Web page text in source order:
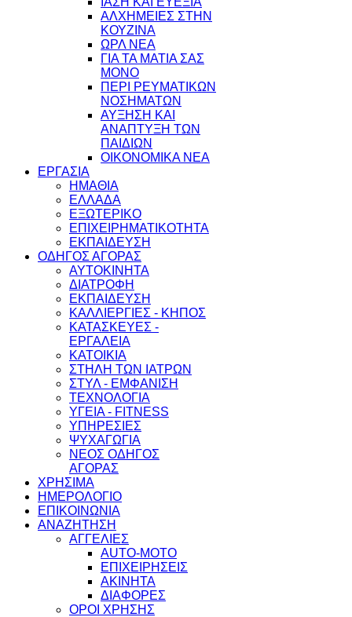
ΑΛΧΗΜΕΙΕΣ ΣΤΗΝ
ΚΟΥΖΙΝΑ
ΩΡΛ ΝEA
ΓΙΑ ΤΑ ΜΑΤΙΑ ΣΑΣ
ΜΟΝΟ
ΠΕΡΙ ΡΕΥΜΑΤΙΚΩΝ
ΝΟΣΗΜΑΤΩΝ
ΑΥΞΗΣΗ ΚΑΙ
ΑΝΑΠΤΥΞΗ ΤΩΝ
ΠΑΙΔΙΩΝ
ΟΙΚΟΝΟΜΙΚΑ ΝΕΑ
ΕΡΓΑΣΙΑ
ΗΜΑΘΙΑ
ΕΛΛΑΔΑ
ΕΞΩΤΕΡΙΚΟ
ΕΠΙΧΕΙΡΗΜΑΤΙΚΟΤΗΤΑ
ΕΚΠΑΙΔΕΥΣΗ
ΟΔΗΓΟΣ ΑΓΟΡΑΣ
ΑΥΤΟΚΙΝΗΤΑ
ΔΙΑΤΡΟΦΗ
ΕΚΠΑΙΔΕΥΣΗ
ΚΑΛΛΙΕΡΓΙΕΣ - ΚΗΠΟΣ
ΚΑΤΑΣΚΕΥΕΣ -
ΕΡΓΑΛΕΙΑ
ΚΑΤΟΙΚΙΑ
ΣΤΗΛΗ ΤΩΝ ΙΑΤΡΩΝ
ΣΤΥΛ - ΕΜΦΑΝΙΣΗ
ΤΕΧΝΟΛΟΓΙΑ
ΥΓΕΙΑ - FITNESS
ΥΠΗΡΕΣΙΕΣ
ΨΥΧΑΓΩΓΙΑ
ΝΕΟΣ ΟΔΗΓΟΣ
ΑΓΟΡΑΣ
ΧΡΗΣΙΜΑ
ΗΜΕΡΟΛΟΓΙΟ
ΕΠΙΚΟΙΝΩΝΙΑ
ΑΝΑΖΗΤΗΣΗ
ΑΓΓΕΛΙΕΣ
AUTO-MOTO
ΕΠΙΧΕΙΡΗΣΕΙΣ
ΑΚΙΝΗΤΑ
ΔΙΑΦΟΡΕΣ
ΟΡΟΙ ΧΡΗΣΗΣ